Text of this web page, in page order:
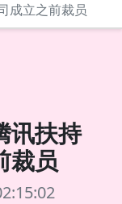
成立之前裁员
讯扶持
裁员